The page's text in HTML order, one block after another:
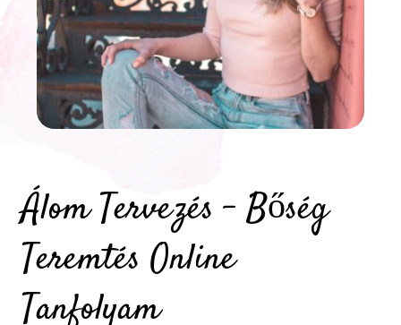
Álom Tervezés - Bőség
Teremtés Online
Tanfolyam